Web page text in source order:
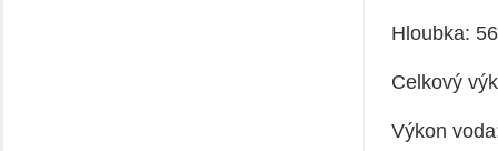
Hloubka:
Celkový
Výkon